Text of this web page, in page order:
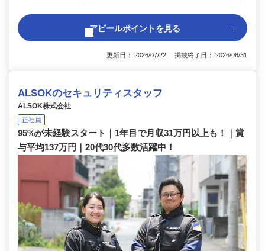
アピールポイントを見る
更新日： 2026/07/22 掲載終了日： 2026/08/31
ALSOKのセキュリティスタッフ
ALSOK株式会社
正社員
95%が未経験スタート｜1年目で月収31万円以上も！｜賞
与平均137万円｜20代30代多数活躍中！